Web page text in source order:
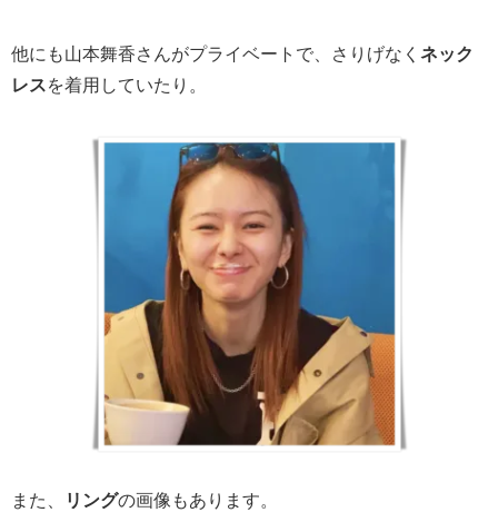
他にも山本舞香さんがプライベートで、さりげなく ネック
レスを着用していたり。
また、 リングの画像もあります。